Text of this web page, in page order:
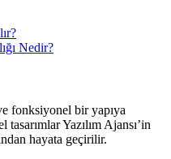
Nedir?
fonksiyonel bir yapıya
Yazılım Ajansı’in
hayata geçirilir.